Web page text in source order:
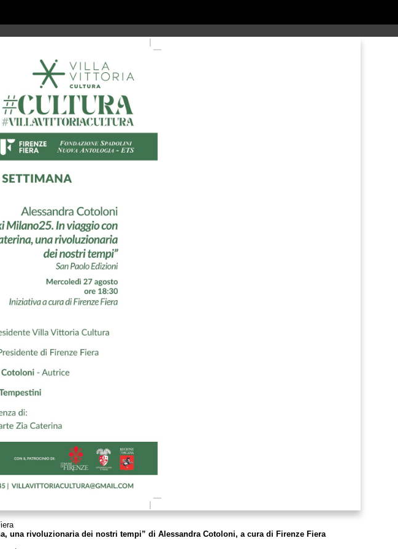
una rivoluzionaria dei nostri tempi” di Alessandra Cotoloni, a cura di Firenze Fiera